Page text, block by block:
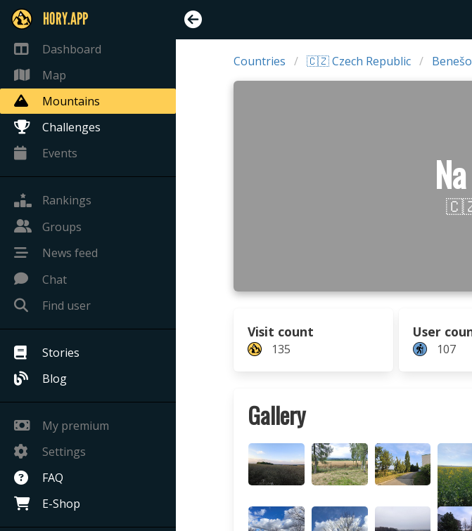
HORY.APP
Dashboard
Map
Mountains
Challenges
Events
Rankings
Groups
News feed
Chat
Find user
Stories
Blog
My premium
Settings
FAQ
E-Shop
Countries 🇨🇿 Czech Republic
🇨🇿
Visit count
135
User
107
Gallery